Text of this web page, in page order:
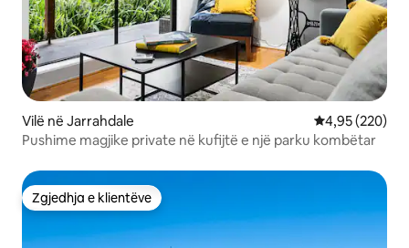
Vilë në Jarrahdale Vlerësimi
4,95 (220)
Pushime magjike private në kufijtë e një parku kombëtar
Zgjedhja e klientëve
Zgjedhja e klientëve